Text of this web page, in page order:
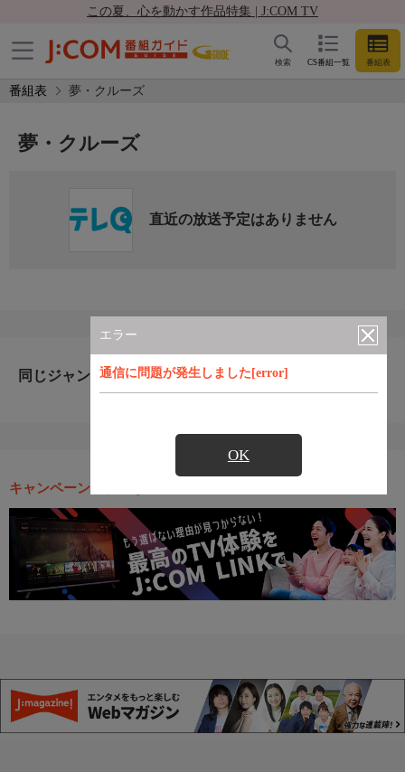
この夏、心を動かす作品特集 | J:COM TV
CS番組一覧 番組表
検索
番組表 夢・クルーズ
エラー
通信に問題が発生しました[error]
OK
夢・クルーズ
直近の放送予定はありません
同じジャンルのおすすめ番組
キャンペーン・お得な情報